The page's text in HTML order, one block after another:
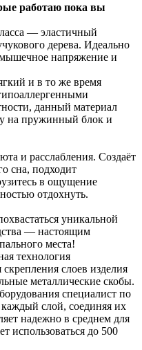
работаю пока вы
— эластичный
дерева. Идеально
напряжение и
и в то же время
данный материал
на пружинный блок и
и расслабления. Создаёт
сна, подходит
в ощущение
отдохнуть.
уникальной
— настоящим
места!
технология
слоев изделия
металлические скобы.
специалист по
слой, соединяя их
надежно в среднем для
использоваться до 500